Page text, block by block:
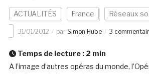
ACTUALITÉS France Réseaux
31/01/2012 par Simon Hübe 3
Temps de lecture : 2 min
A l’image d’autres opéras du monde,